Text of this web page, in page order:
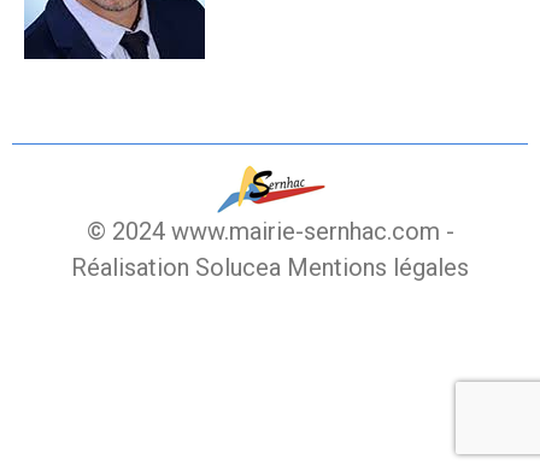
© 2024 www.mairie-sernhac.com -
Réalisation Solucea Mentions légales